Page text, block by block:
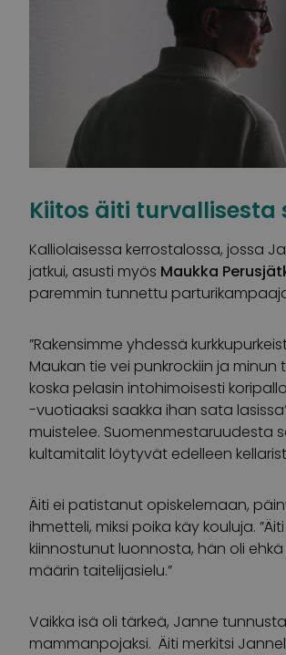
Kiitos äiti turvallisesta
Kalliolaisessa kerrostalossa, jossa
jatkui, asusti myös Maukka
paremmin tunnettu
”Rakensimme yhdessä
Maukan tie vei punkrockiin ja minun
koska pelasin intohimoisesti
-vuotiaaksi saakka ihan sata
muistelee. Suomenmestaruudesta
kultamitalit löytyvät edelleen
Äiti ei patistanut opiskelemaan,
ihmetteli, miksi poika käy kouluja.
kiinnostunut luonnosta, hän oli
määrin taitelijasielu.”
Vaikka isä oli tärkeä, Janne
mammanpojaksi. Äiti merkitsi